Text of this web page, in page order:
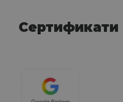
Сертификати